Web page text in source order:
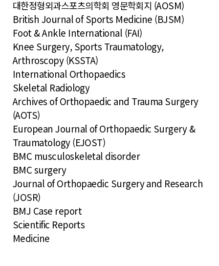
대한정형외과스포츠의학회 영문학회지 (AOSM)
British Journal of Sports Medicine (BJSM)
Foot & Ankle International (FAI)
Knee Surgery, Sports Traumatology,
Arthroscopy (KSSTA)
International Orthopaedics
Skeletal Radiology
Archives of Orthopaedic and Trauma Surgery
(AOTS)
European Journal of Orthopaedic Surgery &
Traumatology (EJOST)
BMC musculoskeletal disorder
BMC surgery
Journal of Orthopaedic Surgery and Research
(JOSR)
BMJ Case report
Scientific Reports
Medicine